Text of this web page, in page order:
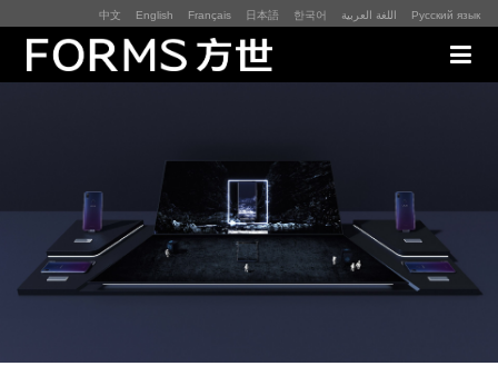
中文 English Français 日本語 한국어 اللغة العربية Русский язык
零售终端与展示道具·SI&POSM
全球展会·EXPO